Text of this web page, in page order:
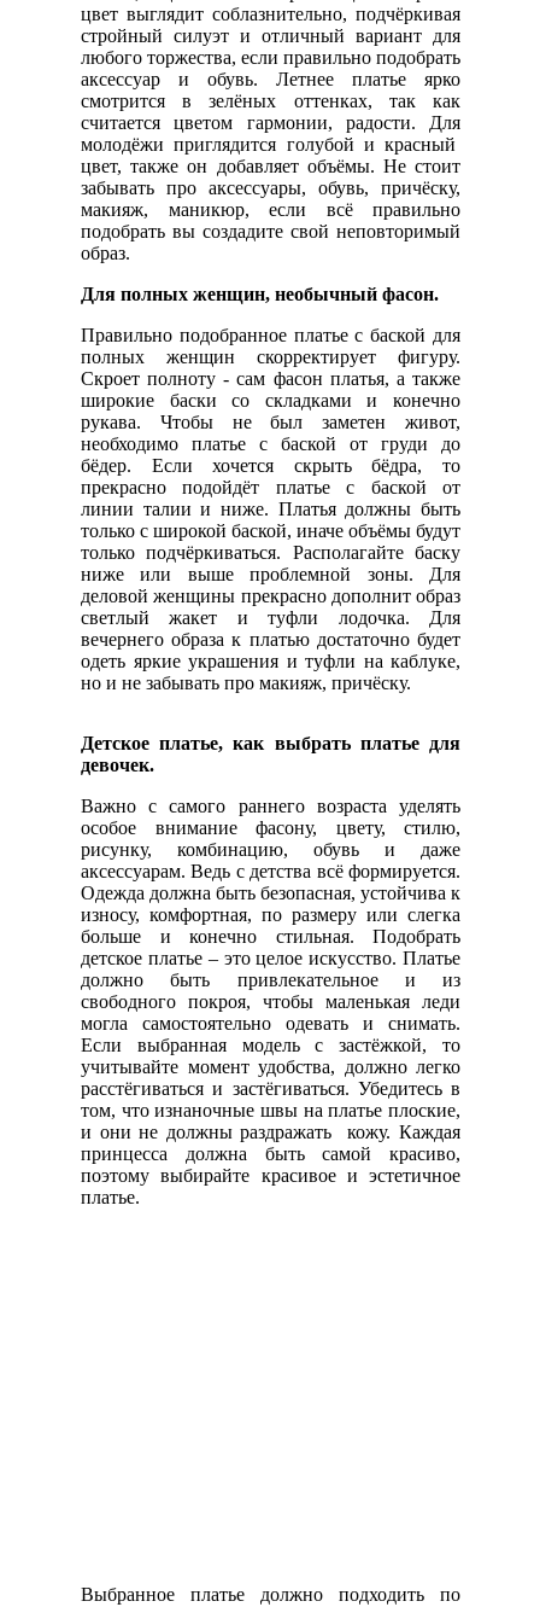
цвет выглядит соблазнительно, подчёркивая
стройный силуэт и отличный вариант для
любого торжества, если правильно подобрать
аксессуар и обувь. Летнее платье ярко
смотрится в зелёных оттенках, так как
считается цветом гармонии, радости. Для
молодёжи приглядится голубой и красный
цвет, также он добавляет объёмы. Не стоит
забывать про аксессуары, обувь, причёску,
макияж, маникюр, если всё правильно
подобрать вы создадите свой неповторимый
образ.
Для полных женщин, необычный фасон.
Правильно подобранное платье с баской для
полных женщин скорректирует фигуру.
Скроет полноту - сам фасон платья, а также
широкие баски со складками и конечно
рукава. Чтобы не был заметен живот,
необходимо платье с баской от груди до
бёдер. Если хочется скрыть бёдра, то
прекрасно подойдёт платье с баской от
линии талии и ниже. Платья должны быть
только с широкой баской, иначе объёмы будут
только подчёркиваться. Располагайте баску
ниже или выше проблемной зоны. Для
деловой женщины прекрасно дополнит образ
светлый жакет и туфли лодочка. Для
вечернего образа к платью достаточно будет
одеть яркие украшения и туфли на каблуке,
но и не забывать про макияж, причёску.
Детское платье, как выбрать платье для
девочек.
Важно с самого раннего возраста уделять
особое внимание фасону, цвету, стилю,
рисунку, комбинацию, обувь и даже
аксессуарам. Ведь с детства всё формируется.
Одежда должна быть безопасная, устойчива к
износу, комфортная, по размеру или слегка
больше и конечно стильная. Подобрать
детское платье – это целое искусство. Платье
должно быть привлекательное и из
свободного покроя, чтобы маленькая леди
могла самостоятельно одевать и снимать.
Если выбранная модель с застёжкой, то
учитывайте момент удобства, должно легко
расстёгиваться и застёгиваться. Убедитесь в
том, что изнаночные швы на платье плоские,
и они не должны раздражать кожу. Каждая
принцесса должна быть самой красиво,
поэтому выбирайте красивое и эстетичное
платье.
Выбранное платье должно подходить по